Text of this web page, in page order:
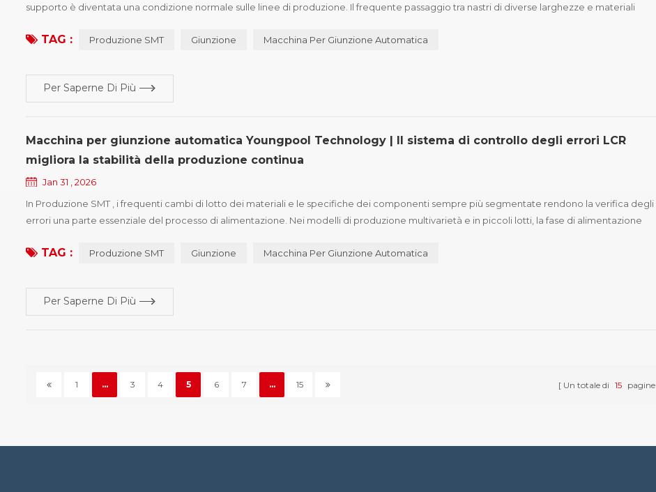
supporto è diventata una condizione normale sulle linee di produzione. Il frequente passaggio tra nastri di diverse larghezze e materiali
TAG : Produzione SMT Giunzione Macchina Per Giunzione Automatica
Per Saperne Di Più
Macchina per giunzione automatica Youngpool Technology | Il sistema di controllo degli errori LCR
migliora la stabilità della produzione continua
Jan 31 , 2026
In Produzione SMT , i frequenti cambi di lotto dei materiali e le specifiche dei componenti sempre più segmentate rendono la verifica degli
errori una parte essenziale del processo di alimentazione. Nei modelli di produzione multivarietà e in piccoli lotti, la fase di alimentazione
TAG : Produzione SMT Giunzione Macchina Per Giunzione Automatica
Per Saperne Di Più
1 ... 3 4 5 6 7 ... 15 Un totale di 15 pagine